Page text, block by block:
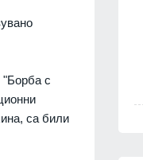
"Борба с
са били